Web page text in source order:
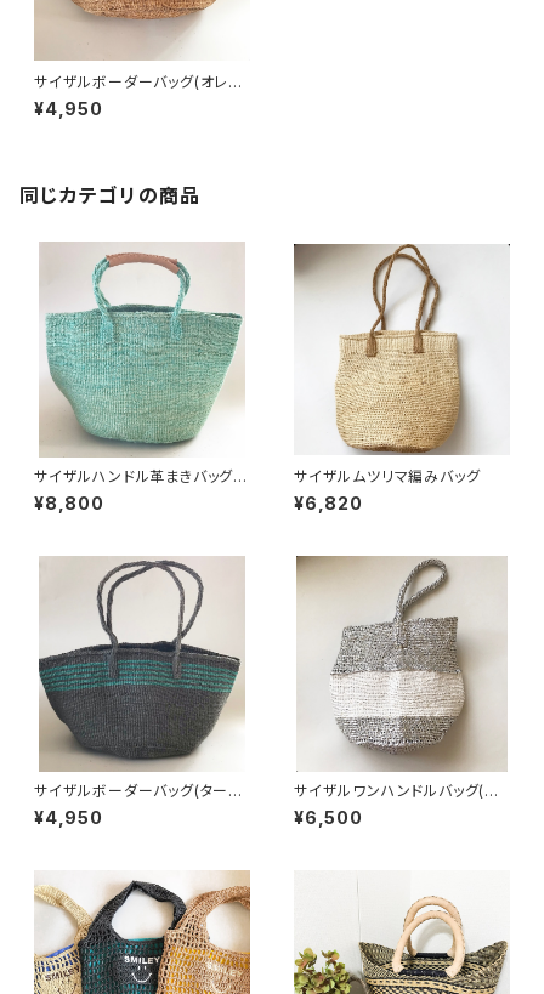
サイザルボーダーバッグ(オレン
ジ)
¥4,950
同じカテゴリの商品
サイザルハンドル革まきバッグ
(ターコイズ)
¥8,800
サイザルムツリマ編みバッグ
¥6,820
サイザルボーダーバッグ(ターコ
イズ)
¥4,950
サイザルワンハンドルバッグ(プ
ラチナx白)
¥6,500